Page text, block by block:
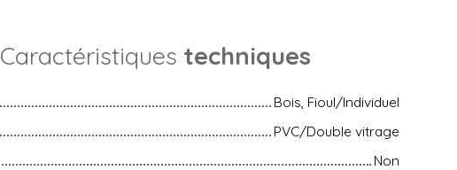
Caractéristiques techniques
Bois, Fioul/Individuel
PVC/Double vitrage
Non